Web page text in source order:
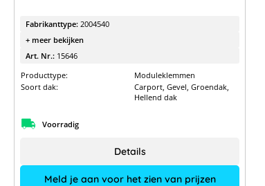
Fabrikanttype: 2004540
+ meer bekijken
Art. Nr.: 15646
Producttype:
Moduleklemmen
Soort dak:
Carport, Gevel, Groendak,
Hellend dak
Voorradig
Meld je aan voor het zien van prijzen
Details